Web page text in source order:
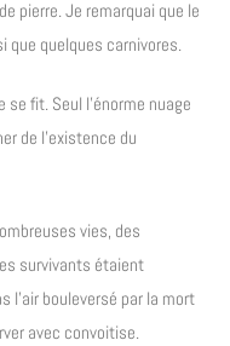
pierre. Je remarquai que le
que quelques carnivores.
fit. Seul l’énorme nuage
de l’existence du
vies, des
survivants étaient
l’air bouleversé par la mort
avec convoitise.